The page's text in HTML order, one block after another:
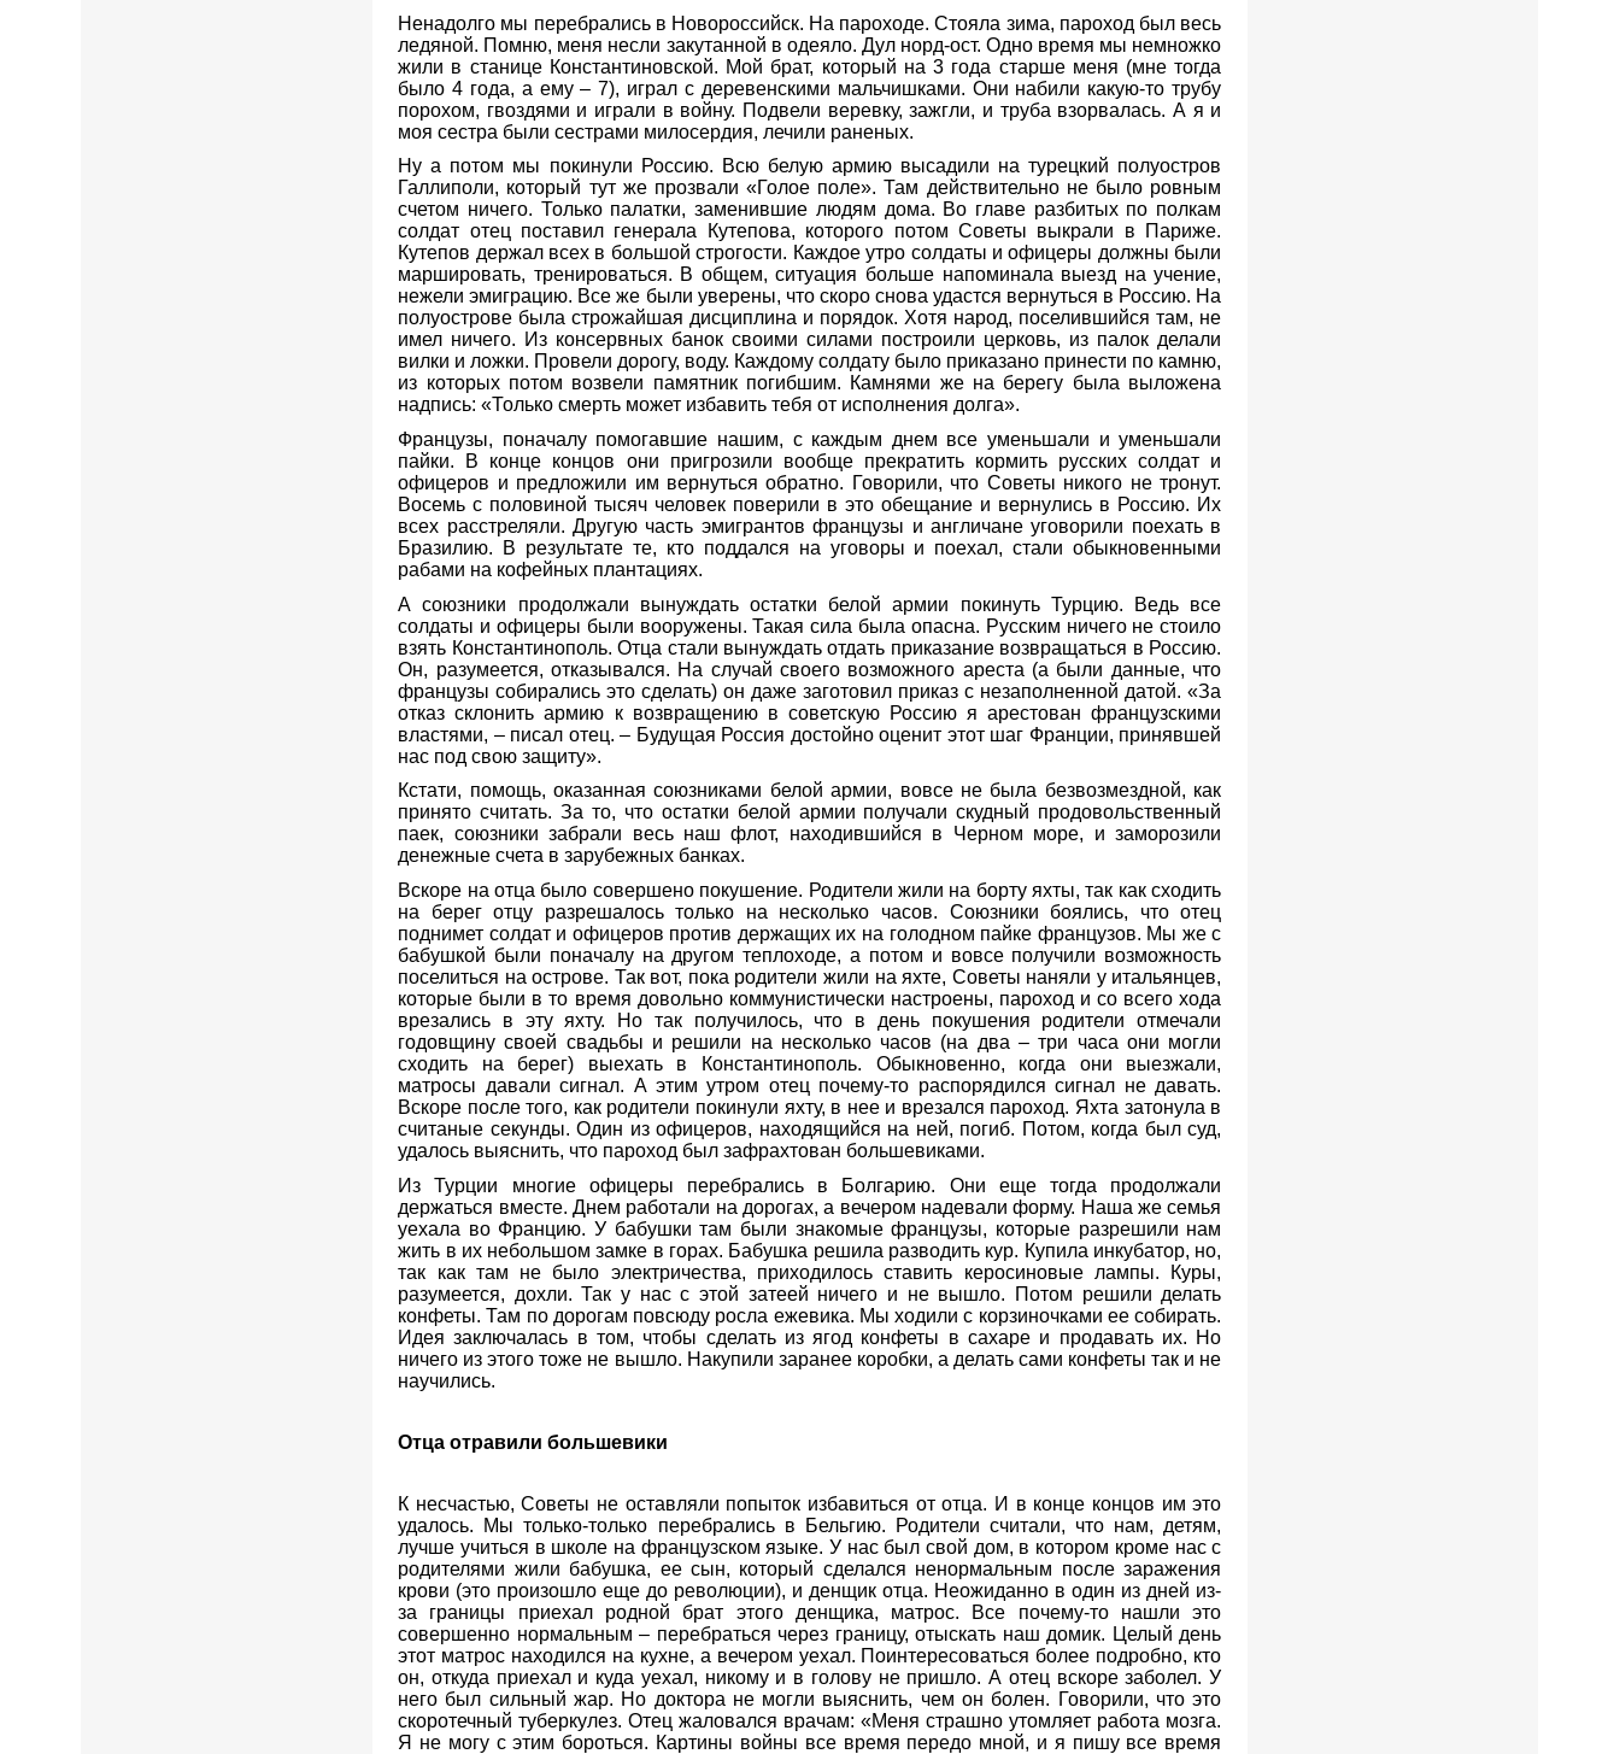
Ненадолго мы перебрались в Новороссийск. На пароходе. Стояла зима, пароход был весь
ледяной. Помню, меня несли закутанной в одеяло. Дул норд-ост. Одно время мы немножко
жили в станице Константиновской. Мой брат, который на 3 года старше меня (мне тогда
было 4 года, а ему – 7), играл с деревенскими мальчишками. Они набили какую-то трубу
порохом, гвоздями и играли в войну. Подвели веревку, зажгли, и труба взорвалась. А я и
моя сестра были сестрами милосердия, лечили раненых.
Ну а потом мы покинули Россию. Всю белую армию высадили на турецкий полуостров
Галлиполи, который тут же прозвали «Голое поле». Там действительно не было ровным
счетом ничего. Только палатки, заменившие людям дома. Во главе разбитых по полкам
солдат отец поставил генерала Кутепова, которого потом Советы выкрали в Париже.
Кутепов держал всех в большой строгости. Каждое утро солдаты и офицеры должны были
маршировать, тренироваться. В общем, ситуация больше напоминала выезд на учение,
нежели эмиграцию. Все же были уверены, что скоро снова удастся вернуться в Россию. На
полуострове была строжайшая дисциплина и порядок. Хотя народ, поселившийся там, не
имел ничего. Из консервных банок своими силами построили церковь, из палок делали
вилки и ложки. Провели дорогу, воду. Каждому солдату было приказано принести по камню,
из которых потом возвели памятник погибшим. Камнями же на берегу была выложена
надпись: «Только смерть может избавить тебя от исполнения долга».
Французы, поначалу помогавшие нашим, с каждым днем все уменьшали и уменьшали
пайки. В конце концов они пригрозили вообще прекратить кормить русских солдат и
офицеров и предложили им вернуться обратно. Говорили, что Советы никого не тронут.
Восемь с половиной тысяч человек поверили в это обещание и вернулись в Россию. Их
всех расстреляли. Другую часть эмигрантов французы и англичане уговорили поехать в
Бразилию. В результате те, кто поддался на уговоры и поехал, стали обыкновенными
рабами на кофейных плантациях.
А союзники продолжали вынуждать остатки белой армии покинуть Турцию. Ведь все
солдаты и офицеры были вооружены. Такая сила была опасна. Русским ничего не стоило
взять Константинополь. Отца стали вынуждать отдать приказание возвращаться в Россию.
Он, разумеется, отказывался. На случай своего возможного ареста (а были данные, что
французы собирались это сделать) он даже заготовил приказ с незаполненной датой. «За
отказ склонить армию к возвращению в советскую Россию я арестован французскими
властями, – писал отец. – Будущая Россия достойно оценит этот шаг Франции, принявшей
нас под свою защиту».
Кстати, помощь, оказанная союзниками белой армии, вовсе не была безвозмездной, как
принято считать. За то, что остатки белой армии получали скудный продовольственный
паек, союзники забрали весь наш флот, находившийся в Черном море, и заморозили
денежные счета в зарубежных банках.
Вскоре на отца было совершено покушение. Родители жили на борту яхты, так как сходить
на берег отцу разрешалось только на несколько часов. Союзники боялись, что отец
поднимет солдат и офицеров против держащих их на голодном пайке французов. Мы же с
бабушкой были поначалу на другом теплоходе, а потом и вовсе получили возможность
поселиться на острове. Так вот, пока родители жили на яхте, Советы наняли у итальянцев,
которые были в то время довольно коммунистически настроены, пароход и со всего хода
врезались в эту яхту. Но так получилось, что в день покушения родители отмечали
годовщину своей свадьбы и решили на несколько часов (на два – три часа они могли
сходить на берег) выехать в Константинополь. Обыкновенно, когда они выезжали,
матросы давали сигнал. А этим утром отец почему-то распорядился сигнал не давать.
Вскоре после того, как родители покинули яхту, в нее и врезался пароход. Яхта затонула в
считаные секунды. Один из офицеров, находящийся на ней, погиб. Потом, когда был суд,
удалось выяснить, что пароход был зафрахтован большевиками.
Из Турции многие офицеры перебрались в Болгарию. Они еще тогда продолжали
держаться вместе. Днем работали на дорогах, а вечером надевали форму. Наша же семья
уехала во Францию. У бабушки там были знакомые французы, которые разрешили нам
жить в их небольшом замке в горах. Бабушка решила разводить кур. Купила инкубатор, но,
так как там не было электричества, приходилось ставить керосиновые лампы. Куры,
разумеется, дохли. Так у нас с этой затеей ничего и не вышло. Потом решили делать
конфеты. Там по дорогам повсюду росла ежевика. Мы ходили с корзиночками ее собирать.
Идея заключалась в том, чтобы сделать из ягод конфеты в сахаре и продавать их. Но
ничего из этого тоже не вышло. Накупили заранее коробки, а делать сами конфеты так и не
научились.
Отца отравили большевики
К несчастью, Советы не оставляли попыток избавиться от отца. И в конце концов им это
удалось. Мы только-только перебрались в Бельгию. Родители считали, что нам, детям,
лучше учиться в школе на французском языке. У нас был свой дом, в котором кроме нас с
родителями жили бабушка, ее сын, который сделался ненормальным после заражения
крови (это произошло еще до революции), и денщик отца. Неожиданно в один из дней из-
за границы приехал родной брат этого денщика, матрос. Все почему-то нашли это
совершенно нормальным – перебраться через границу, отыскать наш домик. Целый день
этот матрос находился на кухне, а вечером уехал. Поинтересоваться более подробно, кто
он, откуда приехал и куда уехал, никому и в голову не пришло. А отец вскоре заболел. У
него был сильный жар. Но доктора не могли выяснить, чем он болен. Говорили, что это
скоротечный туберкулез. Отец жаловался врачам: «Меня страшно утомляет работа мозга.
Я не могу с этим бороться. Картины войны все время передо мной, и я пишу все время